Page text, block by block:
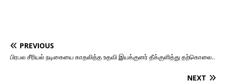
PREVIOUS
பிரபல சீரியல் நடிகையை காதலித்த உதவி இயக்குனர் தீக்குளித்து தற்கொலை..
NEXT